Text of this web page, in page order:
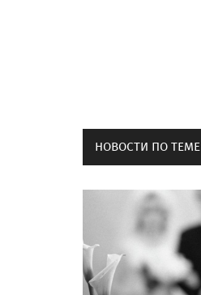
НОВОСТИ ПО ТЕМЕ